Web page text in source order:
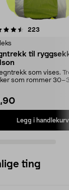
223
til
som vises.
som rommer
Legg i handlekurv
4.5 av 5 stjerner
ting